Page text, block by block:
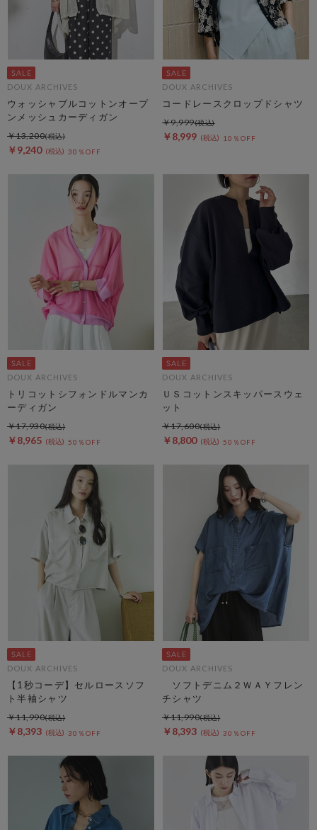
DOUX ARCHIVES
ウォッシャブルコットンオープ
ンメッシュカーディガン
￥9,240 30％OFF
￥13,200
DOUX ARCHIVES
コードレースクロップドシャツ
￥8,999 10％OFF
￥9,999
DOUX ARCHIVES
トリコットシフォンドルマンカ
ーディガン
￥8,965 50％OFF
￥17,930
DOUX ARCHIVES
ＵＳコットンスキッパースウェ
ット
￥8,800 50％OFF
￥17,600
DOUX ARCHIVES
【1秒コーデ】セルロースソフ
ト半袖シャツ
￥8,393 30％OFF
￥11,990
DOUX ARCHIVES
ソフトデニム２ＷＡＹフレン
チシャツ
￥8,393 30％OFF
￥11,990